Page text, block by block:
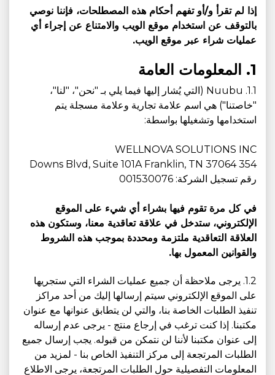
إذا لم تقرأ و/أو تفهم أحكام هذه المصطلحات، فإننا نوصي
بالتوقف عن استخدام موقع الويب والامتناع عن إجراء أي
عمليات شراء عبر موقع الويب.
1. المعلومات العامة
1.1. Nuubu (التي يُشار إليها فيما يلي بـ "نحن"، "لنا"،
"خاصتنا") هي اسم علامة تجارية وعلامة مسجلة يتم
استخدامها وتشغيلها بواسطة:
WELLNOVA SOLUTIONS INC
354 Downs Blvd, Suite 101A Franklin, TN 37064
رقم تسجيل الشركة: 001530076
في كل مرة تقوم فيها بشراء أي شيء على الموقع
الإلكتروني، ستدخل في علاقة تعاقدية معنا، وستكون هذه
العلاقة التعاقدية ملتزمة ومحددة بموجب هذه الشروط
والقوانين المعمول بها.
1.2. يرجى ملاحظة أن جميع عمليات الشراء التي ستجريها
على الموقع الإلكتروني سيتم إرسالها إليك من أحد مراكز
تنفيذ الطلبات الخاصة بنا، والتي لن يتطابق عنوانها مع عنوان
مكتبنا. إذا كنت ترغب في إرجاع منتج - يرجى عدم إرساله
إلى عنوان مكتبنا لأننا لن نتمكن من قبوله. يجب إرسال جميع
الطلبات المرتجعة إلى مركز التنفيذ الخاص بنا - لمزيد من
المعلومات التفصيلية حول الطلبات المرتجعة، يرجى الاطلاع